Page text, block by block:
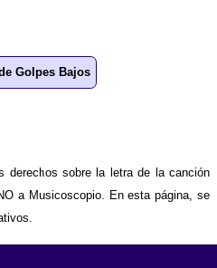
Golpes Bajos
derechos sobre la letra de la canción
a Musicoscopio. En esta página, se